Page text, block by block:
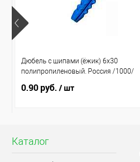
Дюбель с шипами (ёжик) 6х30
полипропиленовый. Россия /1000/
0.90 руб. / шт
Каталог